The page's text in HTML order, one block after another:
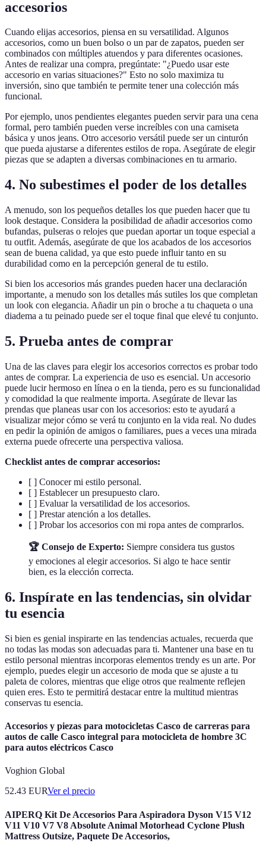
accesorios
Cuando elijas accesorios, piensa en su versatilidad. Algunos
accesorios, como un buen bolso o un par de zapatos, pueden ser
combinados con múltiples atuendos y para diferentes ocasiones.
Antes de realizar una compra, pregúntate: "¿Puedo usar este
accesorio en varias situaciones?" Esto no solo maximiza tu
inversión, sino que también te permite tener una colección más
funcional.
Por ejemplo, unos pendientes elegantes pueden servir para una cena
formal, pero también pueden verse increíbles con una camiseta
básica y unos jeans. Otro accesorio versátil puede ser un cinturón
que pueda ajustarse a diferentes estilos de ropa. Asegúrate de elegir
piezas que se adapten a diversas combinaciones en tu armario.
4. No subestimes el poder de los detalles
A menudo, son los pequeños detalles los que pueden hacer que tu
look destaque. Considera la posibilidad de añadir accesorios como
bufandas, pulseras o relojes que puedan aportar un toque especial a
tu outfit. Además, asegúrate de que los acabados de los accesorios
sean de buena calidad, ya que esto puede influir tanto en su
durabilidad como en la percepción general de tu estilo.
Si bien los accesorios más grandes pueden hacer una declaración
importante, a menudo son los detalles más sutiles los que completan
un look con elegancia. Añadir un pin o broche a tu chaqueta o una
diadema a tu peinado puede ser el toque final que elevé tu conjunto.
5. Prueba antes de comprar
Una de las claves para elegir los accesorios correctos es probar todo
antes de comprar. La experiencia de uso es esencial. Un accesorio
puede lucir hermoso en línea o en la tienda, pero es su funcionalidad
y comodidad la que realmente importa. Asegúrate de llevar las
prendas que planeas usar con los accesorios: esto te ayudará a
visualizar mejor cómo se verá tu conjunto en la vida real. No dudes
en pedir la opinión de amigos o familiares, pues a veces una mirada
externa puede ofrecerte una perspectiva valiosa.
Checklist antes de comprar accesorios:
[ ] Conocer mi estilo personal.
[ ] Establecer un presupuesto claro.
[ ] Evaluar la versatilidad de los accesorios.
[ ] Prestar atención a los detalles.
[ ] Probar los accesorios con mi ropa antes de comprarlos.
🏆 Consejo de Experto: Siempre considera tus gustos
y emociones al elegir accesorios. Si algo te hace sentir
bien, es la elección correcta.
6. Inspírate en las tendencias, sin olvidar
tu esencia
Si bien es genial inspirarte en las tendencias actuales, recuerda que
no todas las modas son adecuadas para ti. Mantener una base en tu
estilo personal mientras incorporas elementos trendy es un arte. Por
ejemplo, puedes elegir un accesorio de moda que se ajuste a tu
paleta de colores, mientras que elige otros que realmente reflejen
quien eres. Esto te permitirá destacar entre la multitud mientras
conservas tu esencia.
Accesorios y piezas para motocicletas Casco de carreras para
autos de calle Casco integral para motocicleta de hombre 3C
para autos eléctricos Casco
Voghion Global
52.43 EURVer el precio
AIPERQ Kit De Accesorios Para Aspiradora Dyson V15 V12
V11 V10 V7 V8 Absolute Animal Motorhead Cyclone Plush
Mattress Outsize, Paquete De Accesorios,